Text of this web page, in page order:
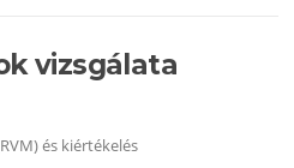
vizsgálata
és kiértékelés